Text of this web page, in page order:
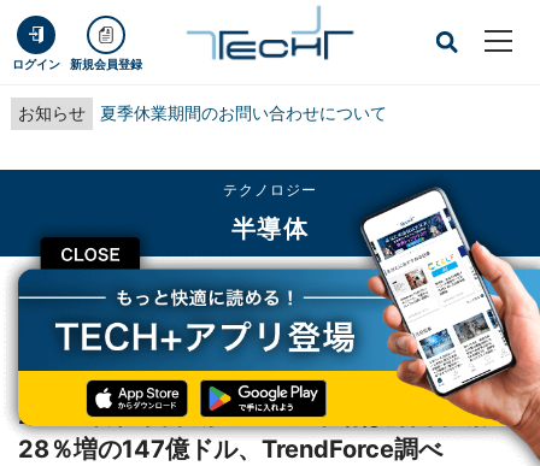
ログイン 新規会員登録
お知らせ 夏季休業期間のお問い合わせについて
CLOSE
テクノロジー
半導体
TECH+ テクノロジー
半導体
2024年第1四半期のNAND市場は前四半期比28％増の147億ドル、TrendForce
2024年第1四半期のNAND市場は前四半期比
28％増の147億ドル、TrendForce調べ